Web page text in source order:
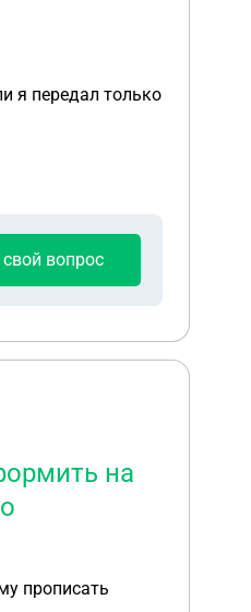
я передал только
вопрос
на